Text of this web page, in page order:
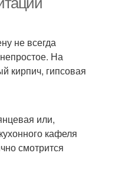
не всегда
На
кирпич, гипсовая
или,
кафеля
смотрится